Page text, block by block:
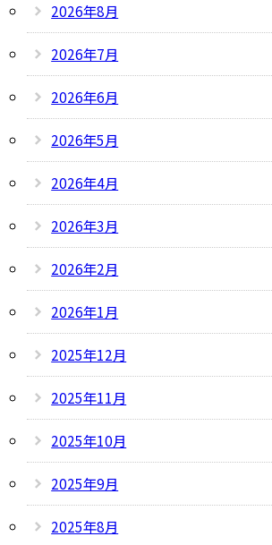
2026年8月
2026年7月
2026年6月
2026年5月
2026年4月
2026年3月
2026年2月
2026年1月
2025年12月
2025年11月
2025年10月
2025年9月
2025年8月